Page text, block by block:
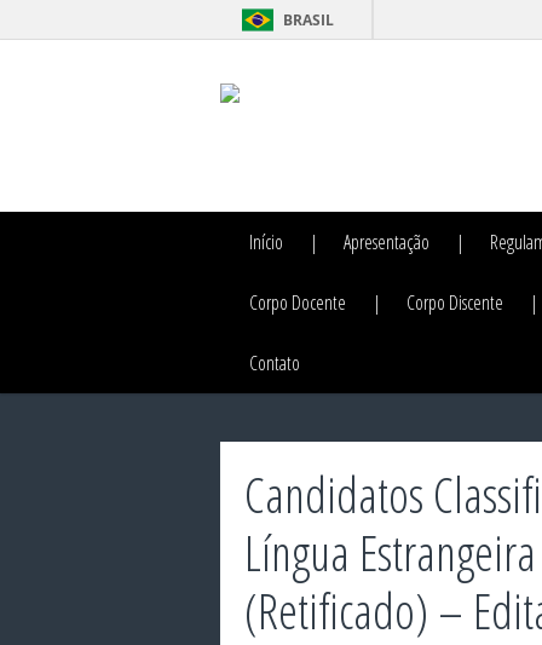
BRASIL
Início Apresentação
Corpo Docente Corpo Discente
Contato
Candidatos
Língua
(Retificado) –